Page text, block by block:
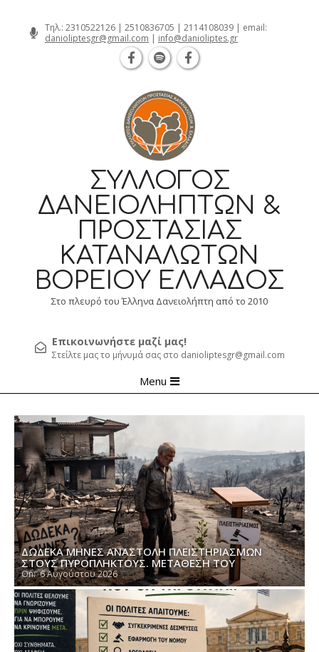
Τηλ.: 2310522126 | 2510836705 | 2114108039 | email:
danioliptesgr@gmail.com | info@danioliptes.gr
ΣΎΛΛΟΓΟΣ
ΔΑΝΕΙΟΛΗΠΤΏΝ &
ΠΡΟΣΤΑΣΊΑΣ
ΚΑΤΑΝΑΛΩΤΏΝ
ΒΟΡΕΊΟΥ ΕΛΛΆΔΟΣ
Στο πλευρό του Έλληνα Δανειολήπτη από το 2010
Επικοινωνήστε μαζί μας!
Στείλτε μας το μήνυμά σας στο danioliptesgr@gmail.com
Navigation
Menu
Menu
ΔΏΔΕΚΑ ΜΉΝΕΣ ΑΝΑΣΤΟΛΉ ΠΛΕΙΣΤΗΡΙΑΣΜΏΝ
ΣΤΟΥΣ ΠΥΡΌΠΛΗΚΤΟΥΣ. ΜΕΤΆΘΕΣΗ ΤΟΥ
ΠΡΟΒΛΉΜΑΤΟΣ Ή ΕΜΠΑΙΓΜΌΣ;
On: 6 Αυγούστου 2026